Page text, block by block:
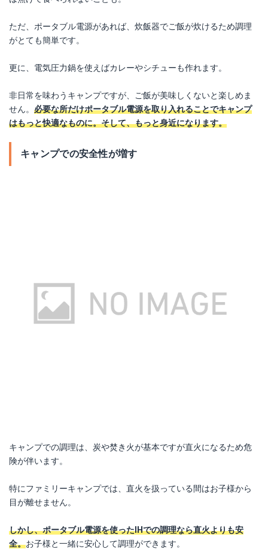
ただ、ポータブル電源があれば、炊飯器でご飯が炊けるため調理
がとても簡単です。
更に、電気圧力鍋を使えばカレーやシチューも作れます。
非日常を味わうキャンプですが、ご飯が美味しくないと楽しめま
せん。 必要な所だけポータブル電源を取り入れることでキャンプ
はもっと快適なものに。そして、もっと身近になります。
キャンプでの安全性が増す
キャンプでの調理は、炭や焚き火が基本ですが直火になるため危
険が伴います。
特にファミリーキャンプでは、直火を扱っている間はお子様から
目が離せません。
しかし、ポータブル電源を使ったIHでの調理なら直火よりも安
全。お子様と一緒に安心して調理ができます。